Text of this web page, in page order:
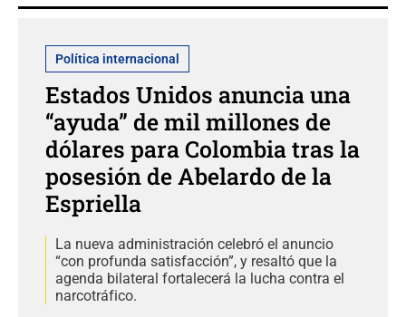
Política internacional
Estados Unidos anuncia una
“ayuda” de mil millones de
dólares para Colombia tras la
posesión de Abelardo de la
Espriella
La nueva administración celebró el anuncio
“con profunda satisfacción”, y resaltó que la
agenda bilateral fortalecerá la lucha contra el
narcotráfico.